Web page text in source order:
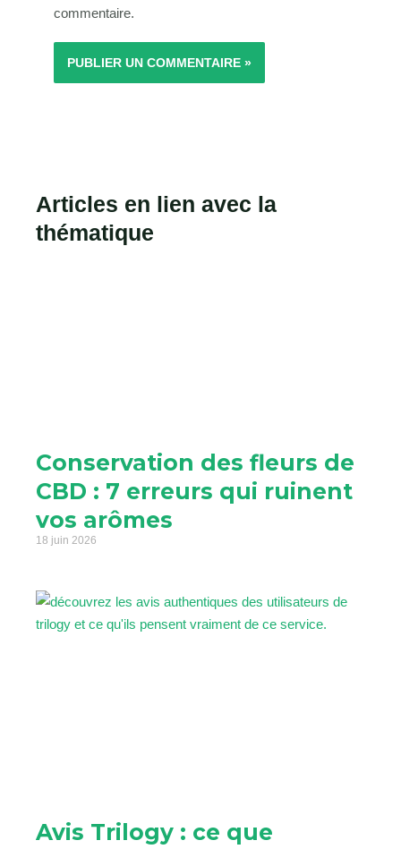
commentaire.
Articles en lien avec la
thématique
Conservation des fleurs de
CBD : 7 erreurs qui ruinent
vos arômes
18 juin 2026
Avis Trilogy : ce que